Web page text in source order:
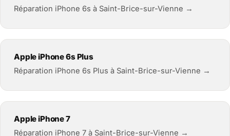
Réparation iPhone 6s à Saint-Brice-sur-Vienne →
Apple iPhone 6s Plus
Réparation iPhone 6s Plus à Saint-Brice-sur-Vienne →
Apple iPhone 7
Réparation iPhone 7 à Saint-Brice-sur-Vienne →